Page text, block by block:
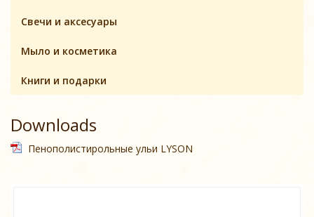
Свечи и аксесуары
Мыло и косметика
Книги и подарки
Downloads
Пенополистирольные ульи LYSON